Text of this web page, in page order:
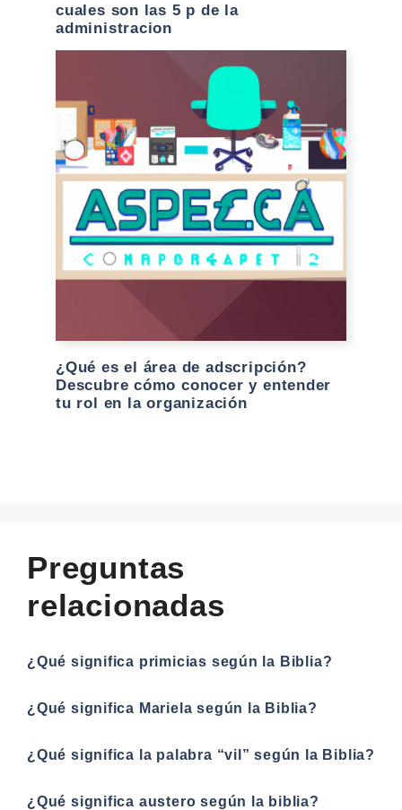
cuales son las 5 p de la
administracion
¿Qué es el área de adscripción?
Descubre cómo conocer y entender
tu rol en la organización
Preguntas
relacionadas
¿Qué significa primicias según la Biblia?
¿Qué significa Mariela según la Biblia?
¿Qué significa la palabra “vil” según la Biblia?
¿Qué significa austero según la biblia?